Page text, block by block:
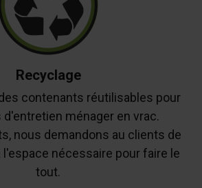
Recyclage
contenants réutilisables pour
d'entretien ménager en vrac.
nous demandons au clients de
l'espace nécessaire pour faire le
tout.